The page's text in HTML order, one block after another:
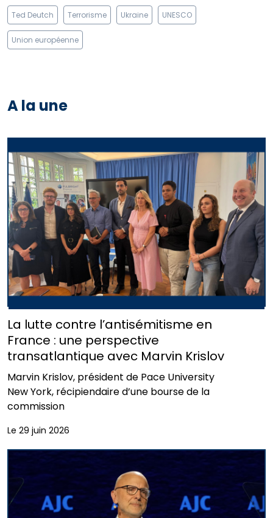
Ted Deutch Terrorisme Ukraine UNESCO
Union européenne
A la une
La lutte contre l’antisémitisme en
France : une perspective
transatlantique avec Marvin Krislov
Marvin Krislov, président de Pace University
New York, récipiendaire d’une bourse de la
commission
Le 29 juin 2026